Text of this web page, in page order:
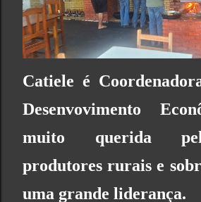
Catiele é
Desenvovimento
muito querida
produtores rurais e
uma grande liderança.